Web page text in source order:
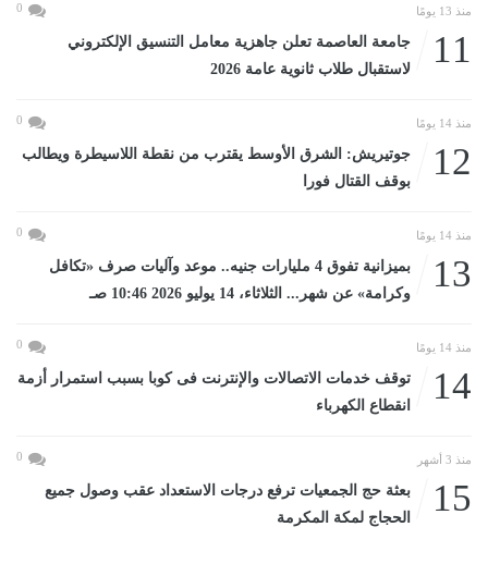
منذ 13 يومًا 0
11
جامعة العاصمة تعلن جاهزية معامل التنسيق الإلكتروني
لاستقبال طلاب ثانوية عامة 2026
منذ 14 يومًا 0
12
جوتيريش: الشرق الأوسط يقترب من نقطة اللاسيطرة ويطالب
بوقف القتال فورا
منذ 14 يومًا 0
13
بميزانية تفوق 4 مليارات جنيه.. موعد وآليات صرف «تكافل
وكرامة» عن شهر... الثلاثاء، 14 يوليو 2026 10:46 صـ
منذ 14 يومًا 0
14
توقف خدمات الاتصالات والإنترنت فى كوبا بسبب استمرار أزمة
انقطاع الكهرباء
منذ 3 أشهر 0
15
بعثة حج الجمعيات ترفع درجات الاستعداد عقب وصول جميع
الحجاج لمكة المكرمة